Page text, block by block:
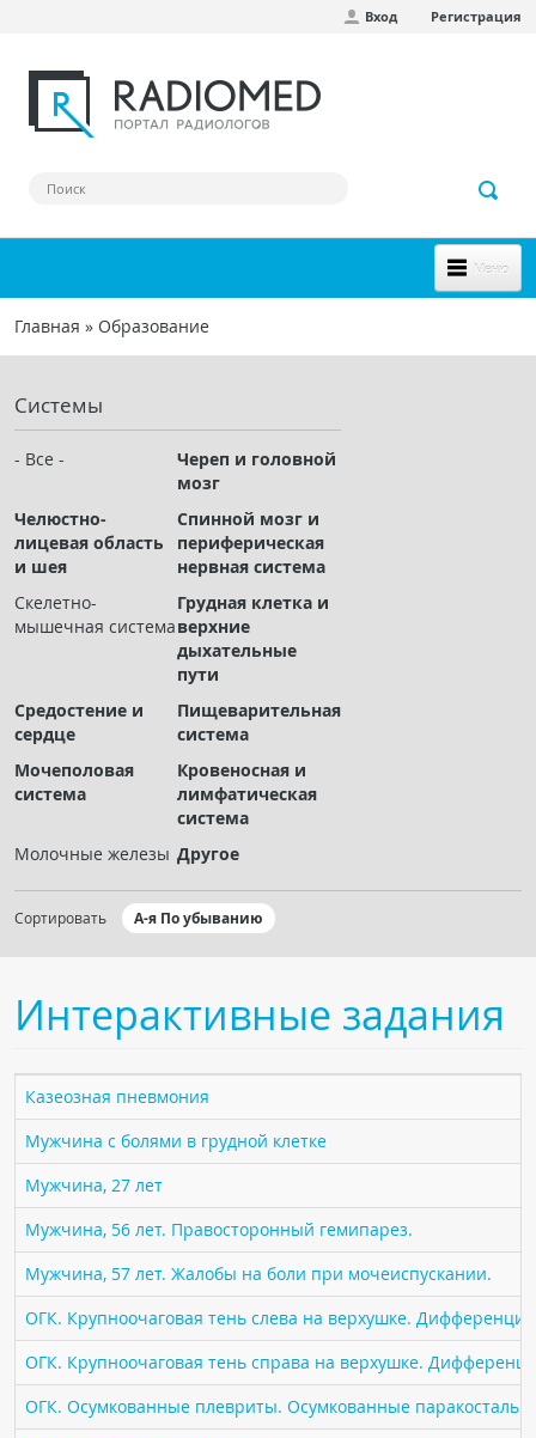
Вход Регистрация
Меню
НОВОЕ НА САЙТЕ
СООБЩЕСТВО
Клинические наблюдения
Чат RADIOMED
ОБРАЗОВАНИЕ
Интерактивные задания
Презентации
Журнал "Лучевая диагностика и терапия"
ПАЦИЕНТАМ
Где пройти обследование
Компьютерная томография (КТ)
Магнитно-резонансная томография (МРТ)
Спросить врача
ПОМОЩЬ
Вы здесь
Главная » Образование
Системы
- Все -
Череп и головной
мозг
Челюстно-
лицевая область
и шея
Спинной мозг и
периферическая
нервная система
Скелетно-
мышечная система
Грудная клетка и
верхние
дыхательные
пути
Средостение и
сердце
Пищеварительная
система
Мочеполовая
система
Кровеносная и
лимфатическая
система
Молочные железы Другое
Сортировать А-я По убыванию
Интерактивные задания
Казеозная пневмония
Мужчина с болями в грудной клетке
Мужчина, 27 лет
Мужчина, 56 лет. Правосторонный гемипарез.
Мужчина, 57 лет. Жалобы на боли при мочеиспускании.
ОГК. Крупноочаговая тень слева на верхушке.
ОГК. Крупноочаговая тень справа на верхушке.
ОГК. Осумкованные плевриты. Осумкованные